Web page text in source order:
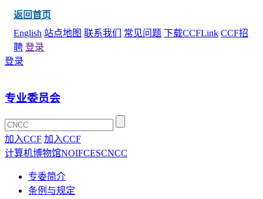
返回首页
English 站点地图 联系我们 常见问题 下载CCFLink CCF招
聘 登录
登录
专业委员会
加入CCF 加入CCF
计算机博物馆NOIFCESCNCC
专委简介
条例与规定